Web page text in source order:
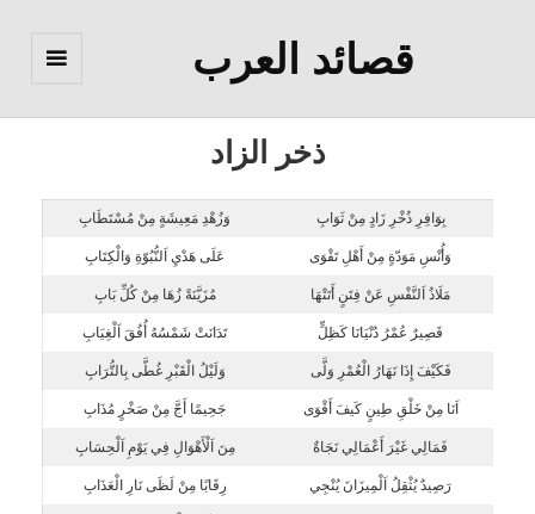
قصائد العرب
ذخر الزاد
بِوَافِرِ ذُخْرِ زَادٍ مِنْ ثَوَابِ وَزُهْدِ مَعِيشَةٍ مِنْ مُسْتَطَابِ
وَأُنْسِ مَوَدّةٍ مِنْ أَهْلِ تَقْوَى عَلَى هَدْيِ اَلنُّبُوّةِ وَالْكِتَابِ
مَلَاذُ اَلنَّفْسِ عَنْ فِتَنٍ أَتَتْهَا مُزَيَّنَةً زُهَا مِنْ كُلِّ بَابِ
قَصِيرٌ عُمْرُ دُنْيَانَا كَظِلٍّ تَدَانَتْ شَمْسُهُ أُفُقَ اَلْغِيَابِ
فَكَيْفَ إِذَا نَهَارُ الْعُمْرِ وَلَّى وَلَيْلُ الْقَبْرِ غُطَّى بِالتُّرَابِ
اَنَا مِنْ خَلْقِ طِينٍ كَيفَ أَقْوَى جَحِيمًا أَجَّ مِنْ صَخْرٍ مُذَابِ
فَمَالِي غَيْرَ أَعْمَالِي نَجَاةٌ مِنَ اَلْأَهْوَالِ فِي يَوْمِ اَلْحِسَابِ
رَصِيدٌ يُثْقِلُ اَلْمِيزَانَ يُنْجِي رِقَابًا مِنْ لَظَى نَارِ الْعَذَابِ